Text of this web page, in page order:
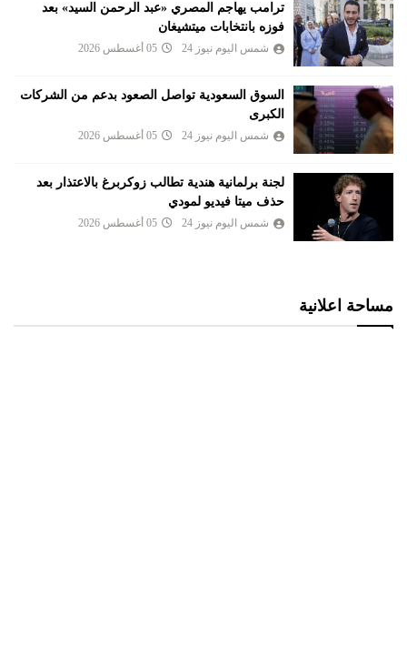
ترامب يهاجم المصري «عبد الرحمن السيد» بعد
فوزه بانتخابات ميتشيغان
شمس اليوم نيوز 24 05 أغسطس 2026
السوق السعودية تواصل الصعود بدعم من الشركات
الكبرى
شمس اليوم نيوز 24 05 أغسطس 2026
لجنة برلمانية هندية تطالب زوكربرغ بالاعتذار بعد
حذف ميتا فيديو لمودي
شمس اليوم نيوز 24 05 أغسطس 2026
مساحة اعلانية